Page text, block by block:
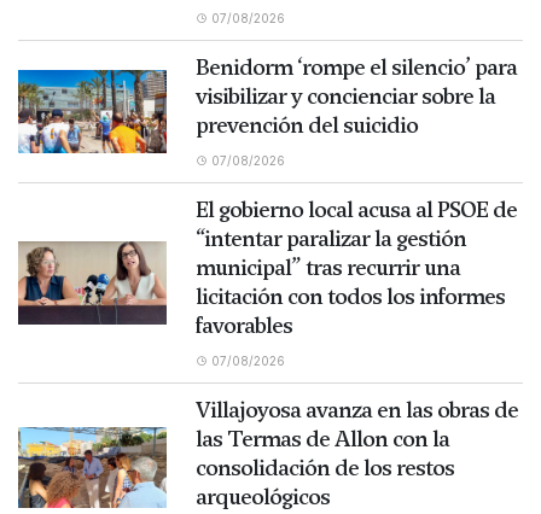
07/08/2026
Benidorm ‘rompe el silencio’ para
visibilizar y concienciar sobre la
prevención del suicidio
07/08/2026
El gobierno local acusa al PSOE de
“intentar paralizar la gestión
municipal” tras recurrir una
licitación con todos los informes
favorables
07/08/2026
Villajoyosa avanza en las obras de
las Termas de Allon con la
consolidación de los restos
arqueológicos